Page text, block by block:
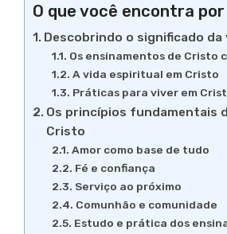
O que você encontra por
Descobrindo o significado da
Os ensinamentos de Cristo
A vida espiritual em Cristo
Práticas para viver em
Os princípios fundamentais
Cristo
Amor como base de tudo
Fé e confiança
Serviço ao próximo
Comunhão e comunidade
Estudo e prática dos